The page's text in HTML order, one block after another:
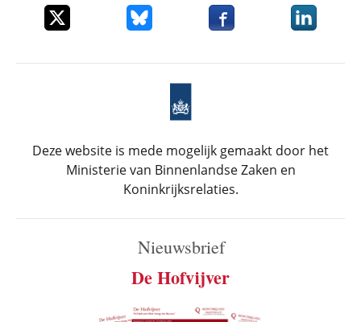
Deel dit item op XDeel dit item op Bluesky
Deel dit item opDeel dit
Deze website is mede mogelijk gemaakt door het
Ministerie van Binnenlandse Zaken en
Koninkrijksrelaties.
Nieuwsbrief
De Hofvijver